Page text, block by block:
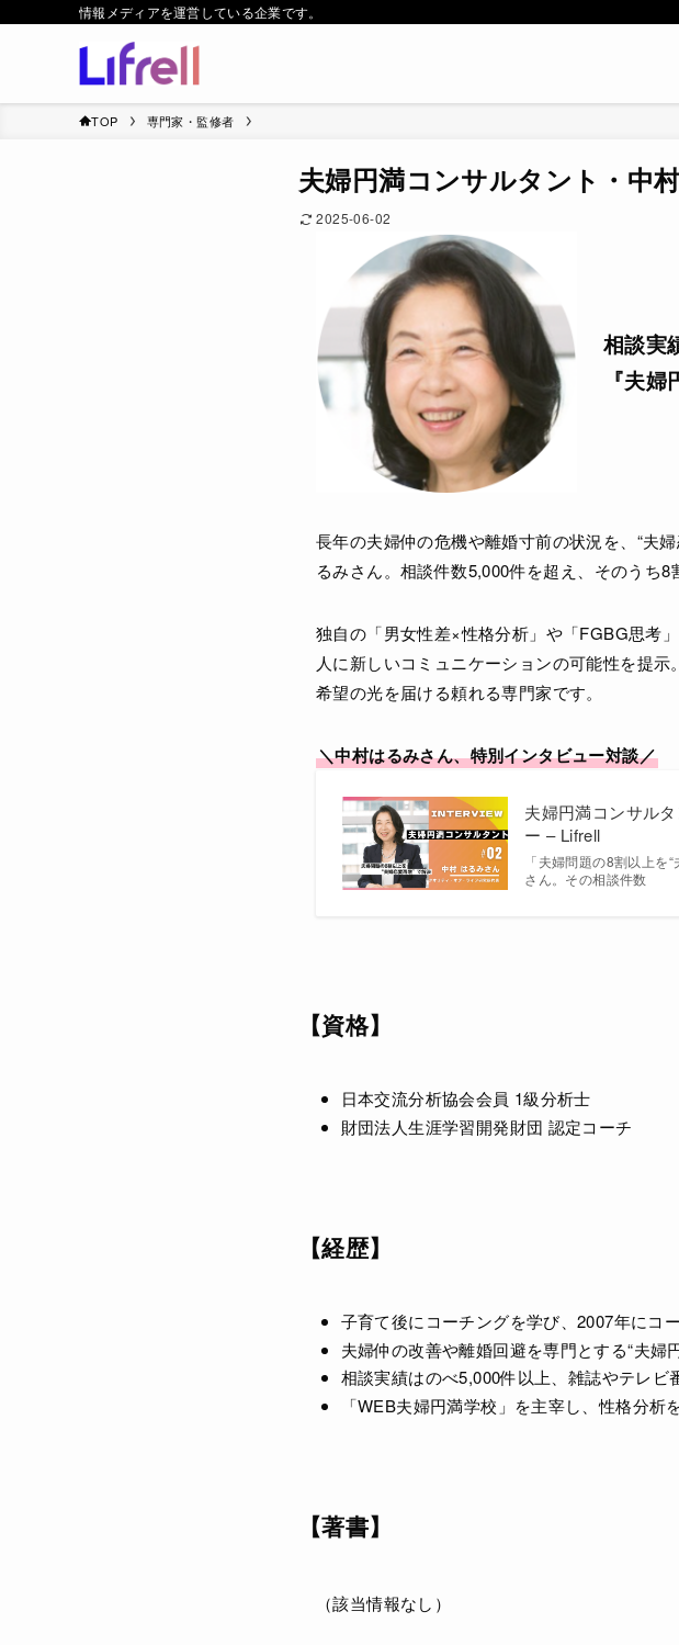
情報メディアを運営している企業です。
TOP 専門家・監修者
夫婦円満コンサルタント・中
2025-06-02
相談実
『夫
長年の夫婦仲の危機や離婚寸前の状況を、“夫
るみさん。相談件数5,000件を超え、そのうち
独自の「男女性差×性格分析」や「FGBG思考
人に新しいコミュニケーションの可能性を提
希望の光を届ける頼れる専門家です。
＼中村はるみさん、特別インタビュー対談／
夫婦円満コンサル
ー – Lifrell
「夫婦問題の8割以上を
さん。その相談件数
【資格】
日本交流分析協会会員 1級分析士
財団法人生涯学習開発財団 認定コーチ
【経歴】
子育て後にコーチングを学び、2007年にコ
夫婦仲の改善や離婚回避を専門とする“夫
相談実績はのべ5,000件以上、雑誌やテレ
「WEB夫婦円満学校」を主宰し、性格分
【著書】
（該当情報なし）